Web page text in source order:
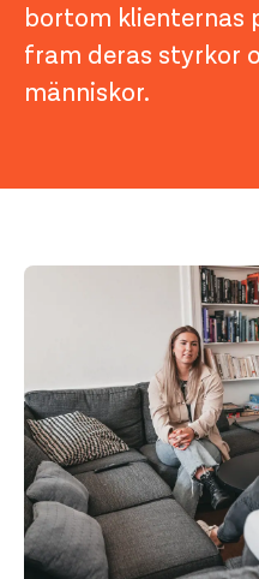
bortom klienternas
fram deras styrkor
människor.